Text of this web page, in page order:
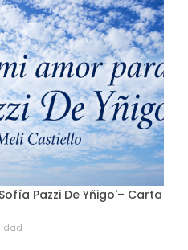
Pazzi De Yñigo'– Carta